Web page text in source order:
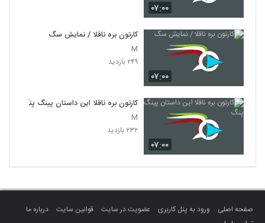
۰۷:۰۰
۰۷:۰۰
کارتون بره ناقلا / نمایش سگ
M
۲۴۹ بازدید
۰۷:۰۰
کارتون بره ناقلا این داستان پینگ پنگ
M
۲۳۲ بازدید
صفحه اصلی ورود به پنل کاربری عضویت در سایت قوانین سایت
درباره ما